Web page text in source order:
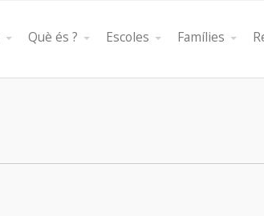
Què és ? Escoles Famílies